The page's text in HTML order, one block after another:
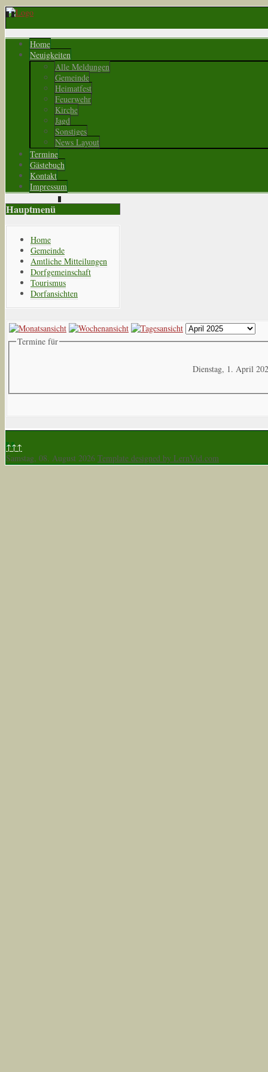
Home
Neuigkeiten
Alle Meldungen
Gemeinde
Heimatfest
Feuerwehr
Kirche
Jagd
Sonstiges
News Layout
Termine
Gästebuch
Kontakt
Impressum
Hauptmenü
Home
Gemeinde
Amtliche Mitteilungen
Dorfgemeinschaft
Tourismus
Dorfansichten
Termine für
Dienstag, 1. April
↑↑↑
Samstag, 08. August 2026 Template designed by LernVid.com